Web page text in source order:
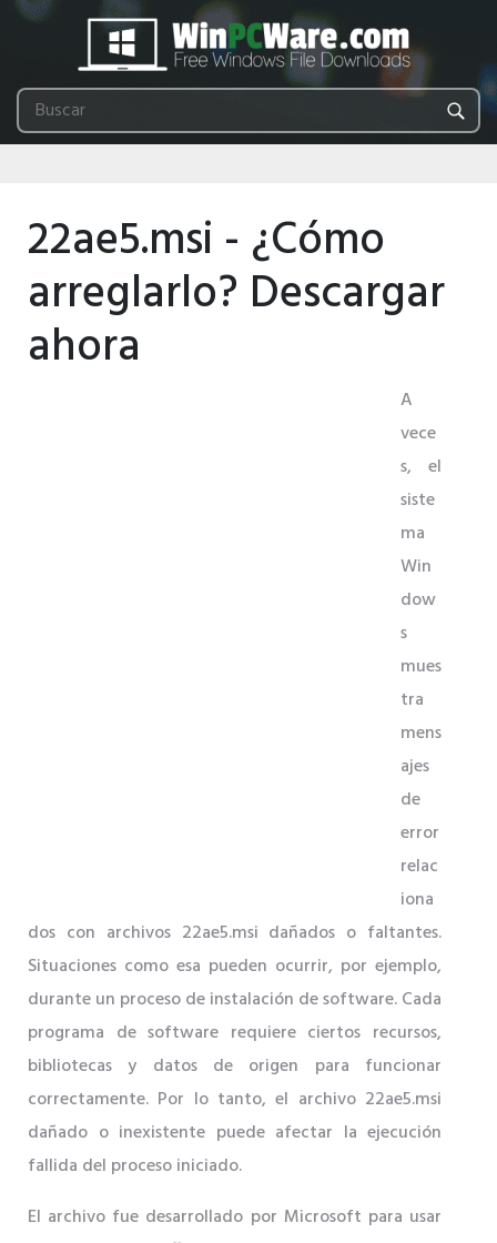
22ae5.msi - ¿Cómo
arreglarlo? Descargar
ahora
A
vece
s, el
siste
ma
Win
dow
s
mues
tra
mens
ajes
de
error
relac
iona
dos con archivos 22ae5.msi dañados o faltantes.
Situaciones como esa pueden ocurrir, por ejemplo,
durante un proceso de instalación de software. Cada
programa de software requiere ciertos recursos,
bibliotecas y datos de origen para funcionar
correctamente. Por lo tanto, el archivo 22ae5.msi
dañado o inexistente puede afectar la ejecución
fallida del proceso iniciado.
El archivo fue desarrollado por Microsoft para usar